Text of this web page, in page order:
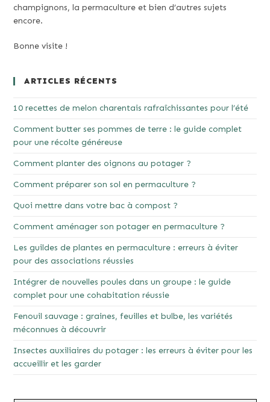
champignons, la permaculture et bien d’autres sujets
encore.
Bonne visite !
ARTICLES RÉCENTS
10 recettes de melon charentais rafraîchissantes pour l’été
Comment butter ses pommes de terre : le guide complet
pour une récolte généreuse
Comment planter des oignons au potager ?
Comment préparer son sol en permaculture ?
Quoi mettre dans votre bac à compost ?
Comment aménager son potager en permaculture ?
Les guildes de plantes en permaculture : erreurs à éviter
pour des associations réussies
Intégrer de nouvelles poules dans un groupe : le guide
complet pour une cohabitation réussie
Fenouil sauvage : graines, feuilles et bulbe, les variétés
méconnues à découvrir
Insectes auxiliaires du potager : les erreurs à éviter pour les
accueillir et les garder